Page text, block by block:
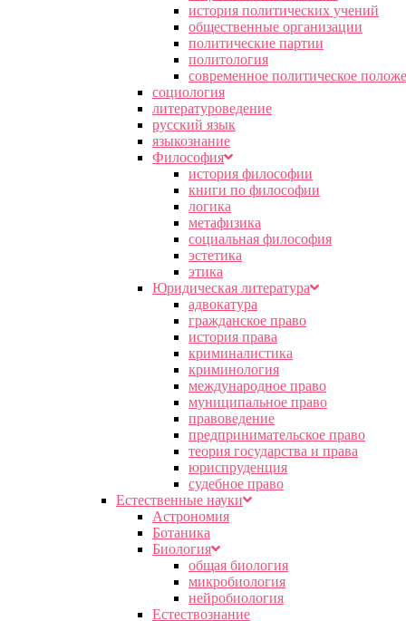
история политических учений
общественные организации
политические партии
политология
современное политическое
социология
литературоведение
русский язык
языкознание
Философия
история философии
книги по философии
логика
метафизика
социальная философия
эстетика
этика
Юридическая литература
адвокатура
гражданское право
история права
криминалистика
криминология
международное право
муниципальное право
правоведение
предпринимательское право
теория государства и права
юриспруденция
судебное право
Естественные науки
Астрономия
Ботаника
Биология
общая биология
микробиология
нейробиология
Естествознание